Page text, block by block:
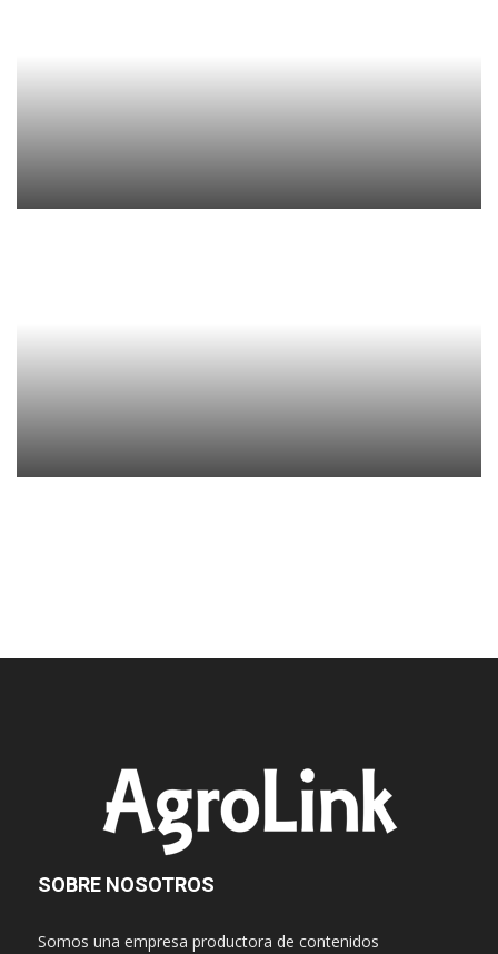
SOBRE NOSOTROS
Somos una empresa productora de contenidos